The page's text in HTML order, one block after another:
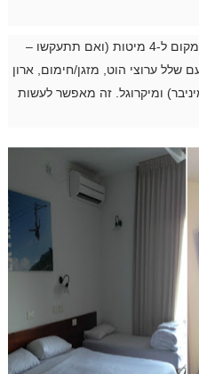
החדר מרוצף בקרמיקה חדשה ויש בו מקום ל-4 מיטות (ואם תתעקשו –
עם שלל ערוצי הוט, מזגן/חימום, ארון
ומיקרוגל. זה מאפשר לעשות